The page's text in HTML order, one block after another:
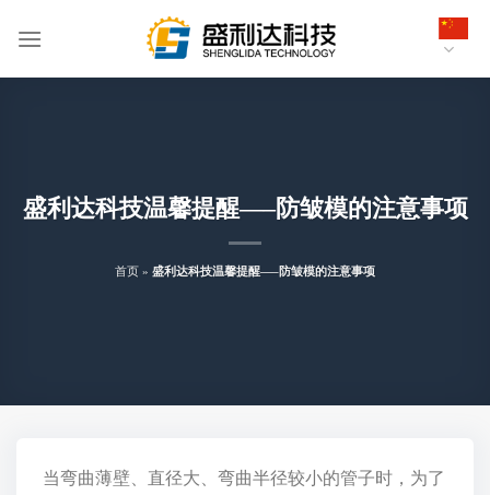
盛利达科技温馨提醒—–防皱模的注意事项
首页 » 盛利达科技温馨提醒—–防皱模的注意事项
当弯曲薄壁、直径大、弯曲半径较小的管子时，为了